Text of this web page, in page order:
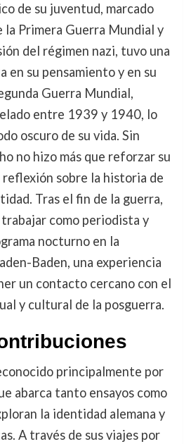
de su juventud, marcado
la Primera Guerra Mundial y
del régimen nazi, tuvo una
en su pensamiento y en su
Guerra Mundial,
entre 1939 y 1940, lo
oscuro de su vida. Sin
no hizo más que reforzar su
reflexión sobre la historia de
Tras el fin de la guerra,
como periodista y
nocturno en la
Baden, una experiencia
un contacto cercano con el
y cultural de la posguerra.
principalmente por
abarca tanto ensayos como
la identidad alemana y
A través de sus viajes por